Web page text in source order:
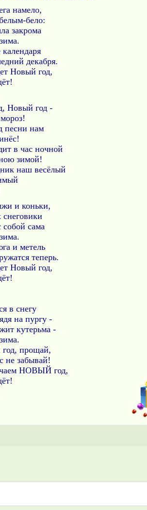
намело,
бело:
закрома
декабря.
Новый год,
Новый год -
песни нам
в час ночной
зимой!
наш весёлый
и коньки,
сама
и метель
теперь.
Новый год,
в снегу
на пургу -
кутерьма -
прощай,
не забывай!
НОВЫЙ год,